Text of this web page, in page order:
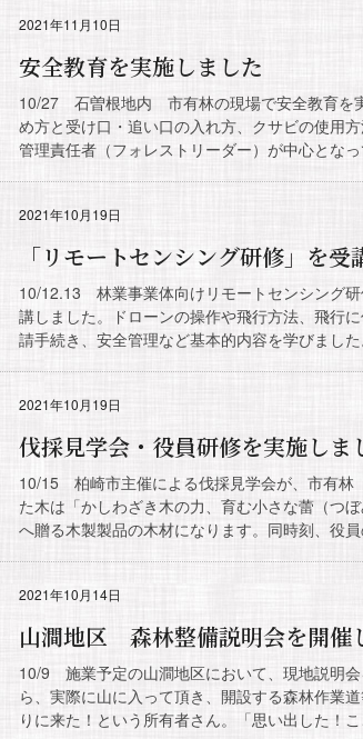
2021年11月10日
安全教育を実施しました
10/27 石曽根地内 市有林の現場で安全教育を
め方と受け口・追い口の入れ方、クサビの使用
管理責任者（フォレストリーダー）が中心とな
2021年10月19日
「リモートセンシング研修」を受
10/12.13 林業事業体向けリモートセンシング
講しました。ドローンの操作や飛行方法、飛行
請手続き、安全管理など基本的内容を学びまし
2021年10月19日
伐採見学会・役員研修を実施しま
10/15 柏崎市主催による伐採見学会が、市有林
た木は「かしわざき木の力、育む小さな蕾（つ
へ贈る木製製品の木材になります。同時刻、役
2021年10月14日
山澗地区 森林整備説明会を開催
10/9 施業予定の山澗地区において、現地説明
ら、実際に山に入って頂き、開設する森林作業
りに来た！という所有者さん。「思い出した！